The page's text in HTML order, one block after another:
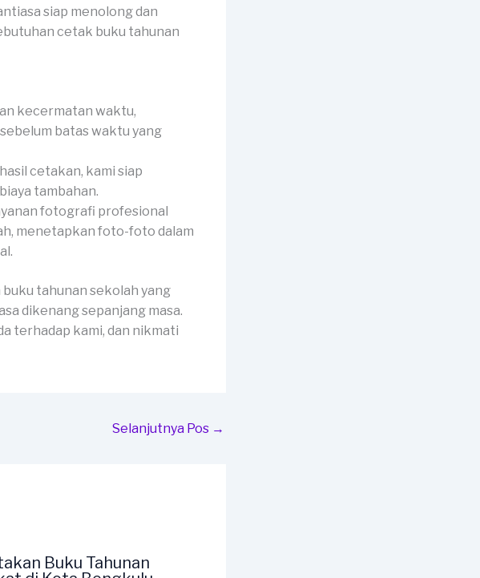
siap menolong dan
cetak buku tahunan
kecermatan waktu,
batas waktu yang
cetakan, kami siap
tambahan.
fotografi profesional
menetapkan foto-foto dalam
buku tahunan sekolah yang
dikenang sepanjang masa.
terhadap kami, dan nikmati
Selanjutnya Pos →
Buku Tahunan